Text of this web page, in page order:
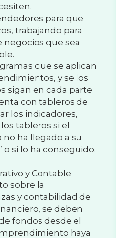
para que
trabajando para
que sea
que se aplican
y se los
sigan en cada parte
con tableros de
los indicadores,
tableros si el
ha llegado a su
si lo ha conseguido.
y Contable
sobre la
y contabilidad de
se deben
fondos desde el
haya